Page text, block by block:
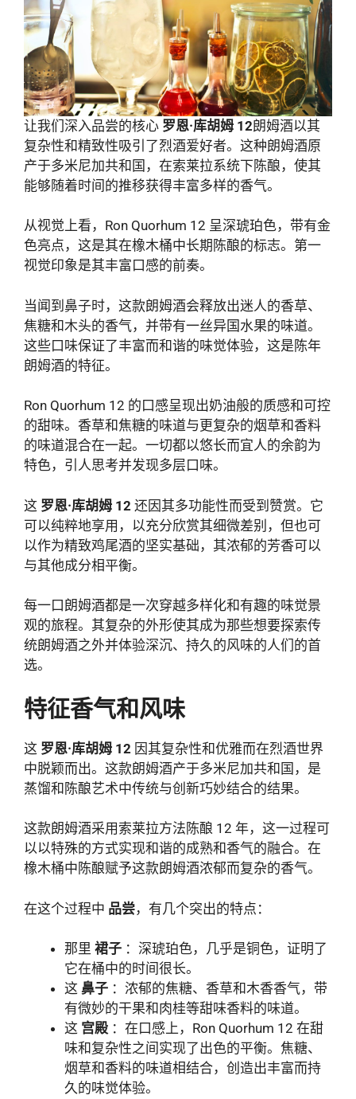
让我们深入品尝的核心 罗恩·库胡姆 12朗姆酒以其
复杂性和精致性吸引了烈酒爱好者。这种朗姆酒原
产于多米尼加共和国，在索莱拉系统下陈酿，使其
能够随着时间的推移获得丰富多样的香气。
从视觉上看，Ron Quorhum 12 呈深琥珀色，带有金
色亮点，这是其在橡木桶中长期陈酿的标志。第一
视觉印象是其丰富口感的前奏。
当闻到鼻子时，这款朗姆酒会释放出迷人的香草、
焦糖和木头的香气，并带有一丝异国水果的味道。
这些口味保证了丰富而和谐的味觉体验，这是陈年
朗姆酒的特征。
Ron Quorhum 12 的口感呈现出奶油般的质感和可控
的甜味。香草和焦糖的味道与更复杂的烟草和香料
的味道混合在一起。一切都以悠长而宜人的余韵为
特色，引人思考并发现多层口味。
这 罗恩·库胡姆 12 还因其多功能性而受到赞赏。它
可以纯粹地享用，以充分欣赏其细微差别，但也可
以作为精致鸡尾酒的坚实基础，其浓郁的芳香可以
与其他成分相平衡。
每一口朗姆酒都是一次穿越多样化和有趣的味觉景
观的旅程。其复杂的外形使其成为那些想要探索传
统朗姆酒之外并体验深沉、持久的风味的人们的首
选。
特征香气和风味
这 罗恩·库胡姆 12 因其复杂性和优雅而在烈酒世界
中脱颖而出。这款朗姆酒产于多米尼加共和国，是
蒸馏和陈酿艺术中传统与创新巧妙结合的结果。
这款朗姆酒采用索莱拉方法陈酿 12 年，这一过程可
以以特殊的方式实现和谐的成熟和香气的融合。在
橡木桶中陈酿赋予这款朗姆酒浓郁而复杂的香气。
在这个过程中 品尝，有几个突出的特点：
那里 裙子 ：深琥珀色，几乎是铜色，证明了
它在桶中的时间很长。
这 鼻子 ：浓郁的焦糖、香草和木香香气，带
有微妙的干果和肉桂等甜味香料的味道。
这 宫殿 ：在口感上，Ron Quorhum 12 在甜
味和复杂性之间实现了出色的平衡。焦糖、
烟草和香料的味道相结合，创造出丰富而持
久的味觉体验。